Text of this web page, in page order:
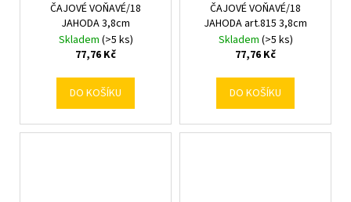
ČAJOVÉ VOŇAVÉ/18
JAHODA 3,8cm
Skladem (>5 ks)
77,76 Kč
DO KOŠÍKU
ČAJOVÉ VOŇAVÉ/18
JAHODA art.815 3,8cm
Skladem (>5 ks)
77,76 Kč
DO KOŠÍKU